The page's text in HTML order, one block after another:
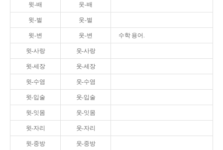
윗-배 웃-배
윗-벌 웃-벌
윗-변 웃-변 수학 용어.
윗-사랑 웃-사랑
윗-세장 웃-세장
윗-수염 웃-수염
윗-입술 웃-입술
윗-잇몸 웃-잇몸
윗-자리 웃-자리
윗-중방 웃-중방